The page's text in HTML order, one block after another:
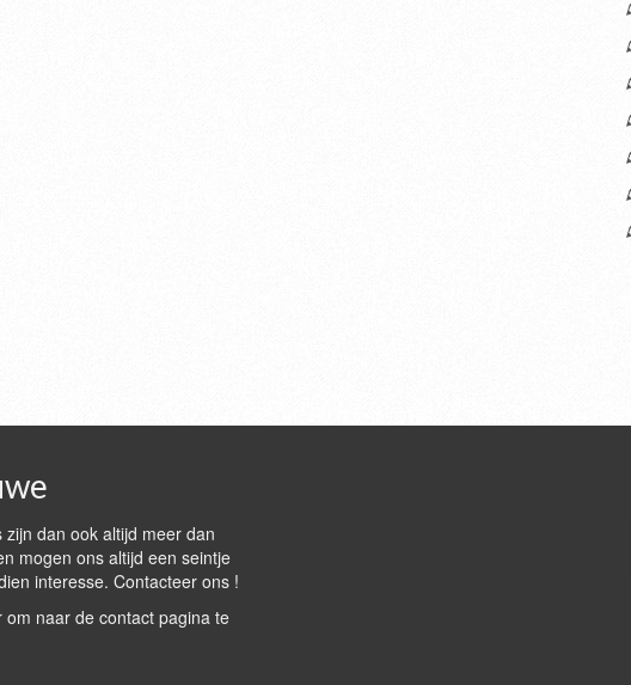
zijn dan ook altijd meer dan
mogen ons altijd een seintje
interesse. Contacteer ons !
om naar de contact pagina te